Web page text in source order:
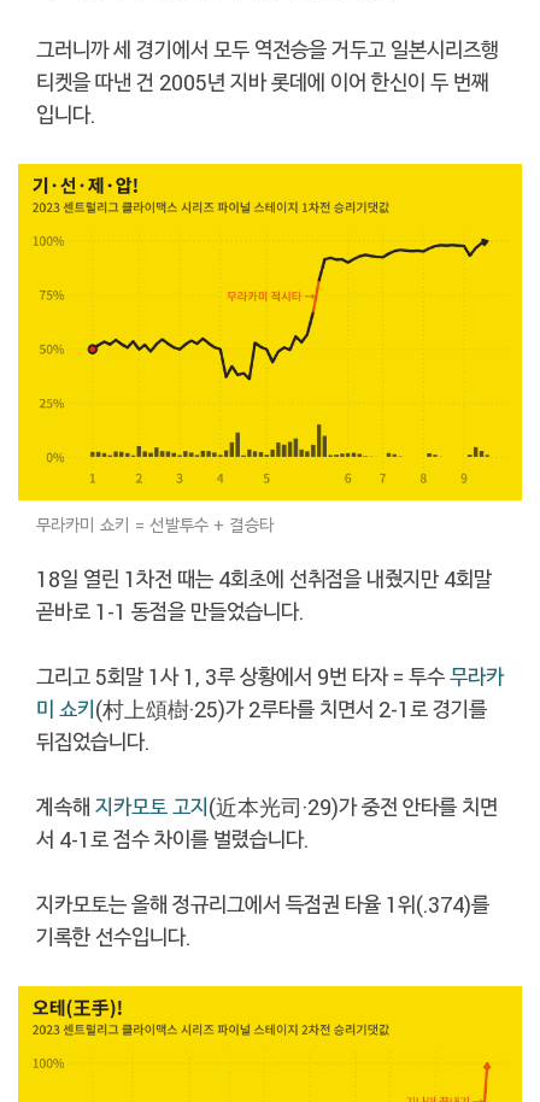
그러니까 세 경기에서 모두 역전승을 거두고 일본시리즈행
티켓을 따낸 건 2005년 지바 롯데에 이어 한신이 두 번째
입니다.
무라카미 쇼키 = 선발투수 + 결승타
18일 열린 1차전 때는 4회초에 선취점을 내줬지만 4회말
곧바로 1-1 동점을 만들었습니다.
그리고 5회말 1사 1, 3루 상황에서 9번 타자 = 투수무라카
미 쇼키(村上頌樹·25)가 2루타를 치면서 2-1로 경기를
뒤집었습니다.
계속해 지카모토 고지(近本光司·29)가 중전 안타를 치면
서 4-1로 점수 차이를 벌렸습니다.
지카모토는 올해 정규리그에서 득점권 타율 1위(.374)를
기록한 선수입니다.